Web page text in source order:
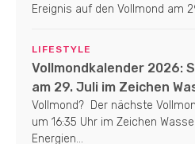
Ereignis auf den Vollmond am
LIFESTYLE
Vollmondkalender 2026:
am 29. Juli im Zeichen
Vollmond? Der nächste
um 16:35 Uhr im Zeichen
Energien...